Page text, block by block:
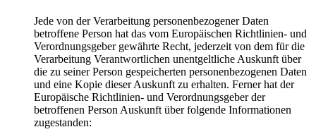
Jede von der Verarbeitung personenbezogener Daten
betroffene Person hat das vom Europäischen Richtlinien- und
Verordnungsgeber gewährte Recht, jederzeit von dem für die
Verarbeitung Verantwortlichen unentgeltliche Auskunft über
die zu seiner Person gespeicherten personenbezogenen Daten
und eine Kopie dieser Auskunft zu erhalten. Ferner hat der
Europäische Richtlinien- und Verordnungsgeber der
betroffenen Person Auskunft über folgende Informationen
zugestanden: